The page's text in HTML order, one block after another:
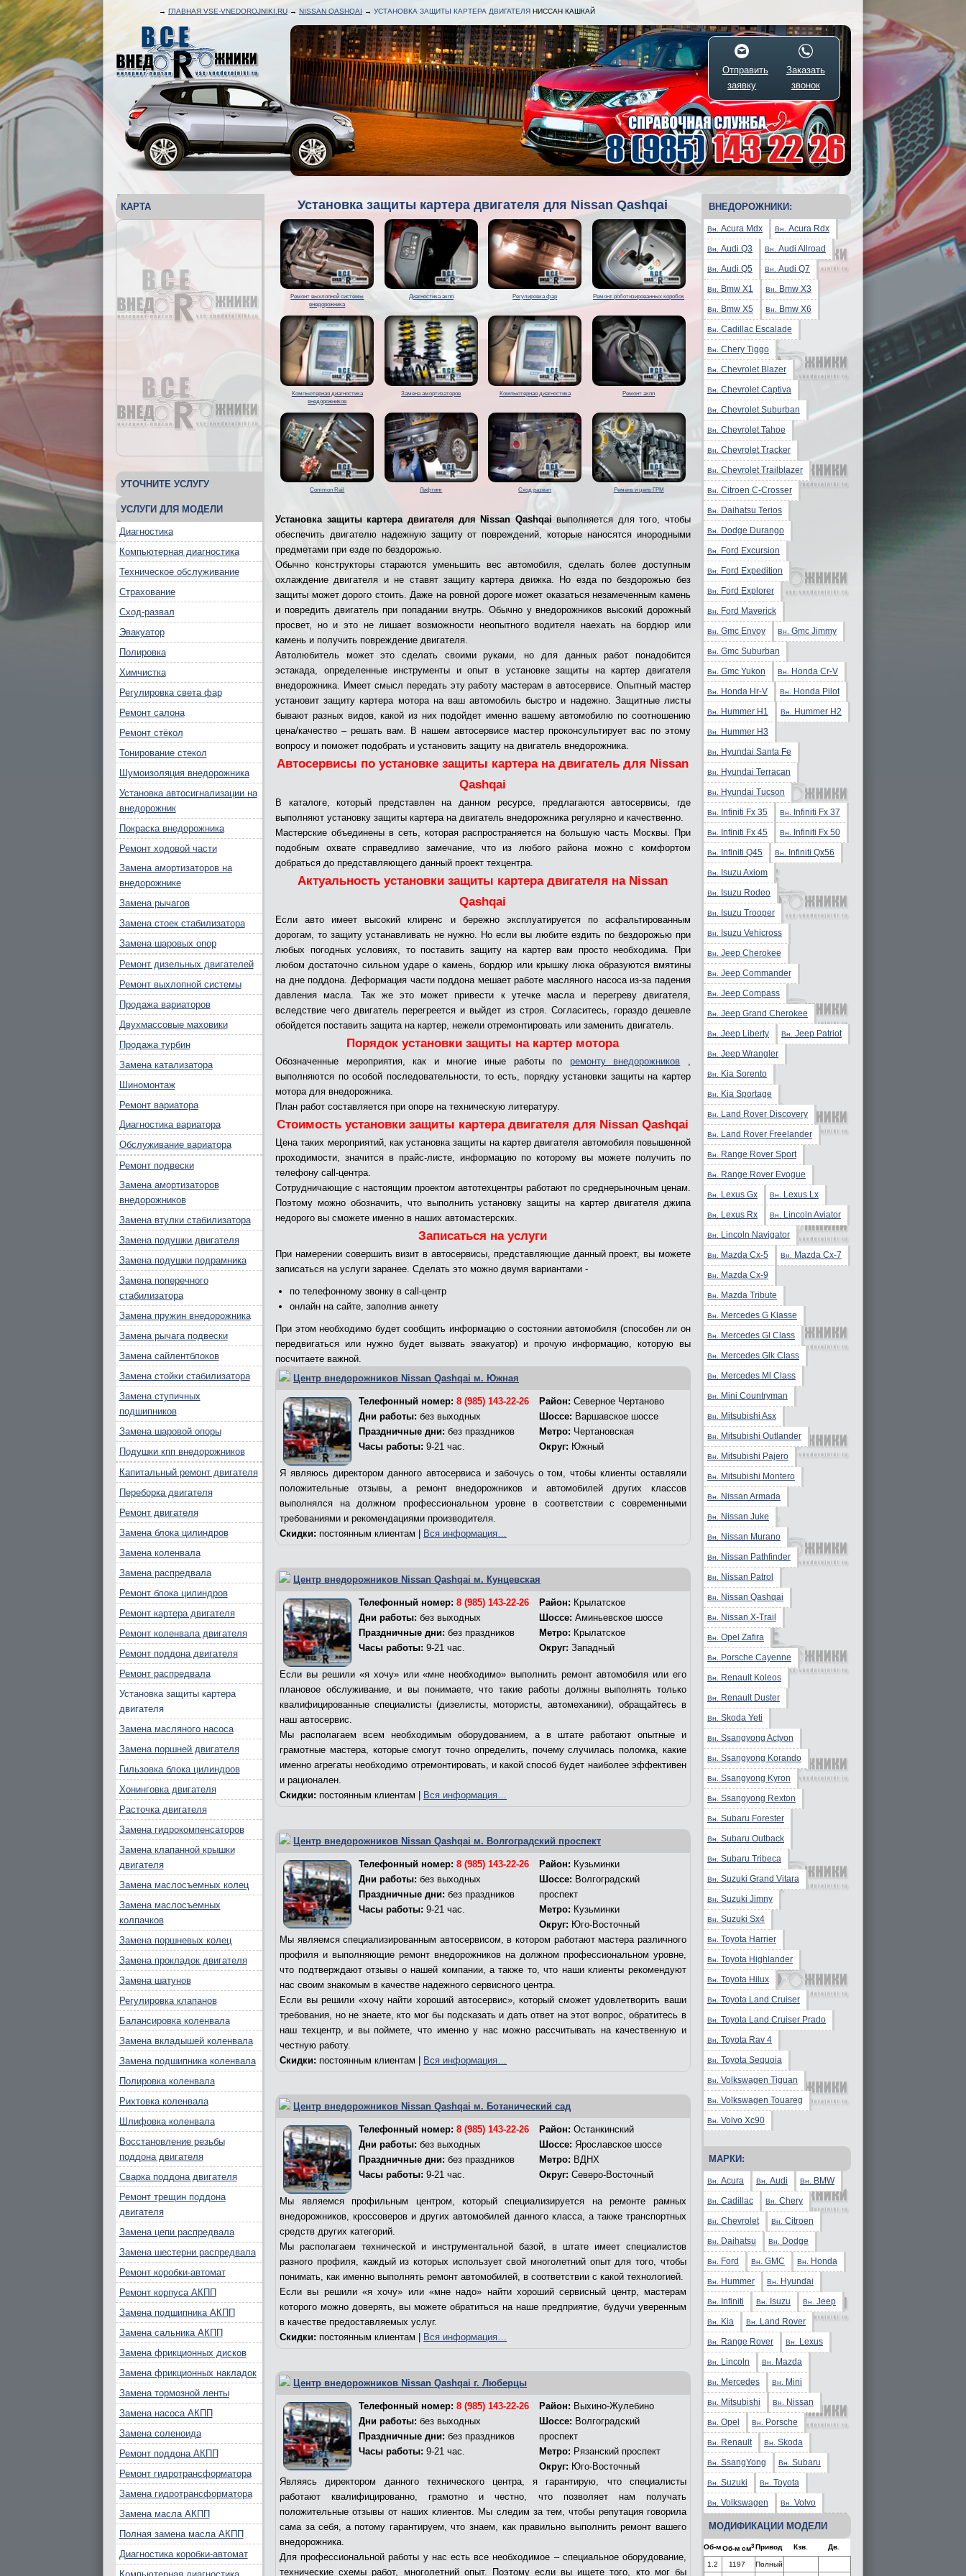
→ ГЛАВНАЯ VSE-VNEDOROJNIKI.RU → NISSAN QASHQAI → УСТАНОВКА ЗАЩИТЫ КАРТЕРА ДВИГАТЕЛЯ НИССАН КАШКАЙ
Отправить
заявку
Заказать
звонок
Установка защиты картера двигателя для Nissan Qashqai
Ремонт выхлопной системы
внедорожника
Диагностика акпп Регулировка фар Ремонт роботизированных коробок
Компьютерная диагностика
внедорожников
Замена амортизаторов Компьютерная диагностика Ремонт акпп
Common Rail Лифтинг Сход развал Ремень и цепь ГРМ
Установка защиты картера двигателя для Nissan Qashqai выполняется для того, чтобы
обеспечить двигателю надежную защиту от повреждений, которые наносятся инородными
предметами при езде по бездорожью.
Обычно конструкторы стараются уменьшить вес автомобиля, сделать более доступным
охлаждение двигателя и не ставят защиту картера движка. Но езда по бездорожью без
защиты может дорого стоить. Даже на ровной дороге может оказаться незамеченным камень
и повредить двигатель при попадании внутрь. Обычно у внедорожников высокий дорожный
просвет, но и это не лишает возможности неопытного водителя наехать на бордюр или
камень и получить повреждение двигателя.
Автолюбитель может это сделать своими руками, но для данных работ понадобится
эстакада, определенные инструменты и опыт в установке защиты на картер двигателя
внедорожника. Имеет смысл передать эту работу мастерам в автосервисе. Опытный мастер
установит защиту картера мотора на ваш автомобиль быстро и надежно. Защитные листы
бывают разных видов, какой из них подойдет именно вашему автомобилю по соотношению
цена/качество – решать вам. В нашем автосервисе мастер проконсультирует вас по этому
вопросу и поможет подобрать и установить защиту на двигатель внедорожника.
Автосервисы по установке защиты картера на двигатель для Nissan
Qashqai
В каталоге, который представлен на данном ресурсе, предлагаются автосервисы, где
выполняют установку защиты картера на двигатель внедорожника регулярно и качественно.
Мастерские объединены в сеть, которая распространяется на большую часть Москвы. При
подобным охвате справедливо замечание, что из любого района можно с комфортом
добраться до представляющего данный проект техцентра.
Актуальность установки защиты картера двигателя на Nissan
Qashqai
Если авто имеет высокий клиренс и бережно эксплуатируется по асфальтированным
дорогам, то защиту устанавливать не нужно. Но если вы любите ездить по бездорожью при
любых погодных условиях, то поставить защиту на картер вам просто необходима. При
любом достаточно сильном ударе о камень, бордюр или крышку люка образуются вмятины
на дне поддона. Деформация части поддона мешает работе масляного насоса из-за падения
давления масла. Так же это может привести к утечке масла и перегреву двигателя,
вследствие чего двигатель перегреется и выйдет из строя. Согласитесь, гораздо дешевле
обойдется поставить защита на картер, нежели отремонтировать или заменить двигатель.
Порядок установки защиты на картер мотора
Обозначенные мероприятия, как и многие иные работы по ремонту внедорожников ,
выполняются по особой последовательности, то есть, порядку установки защиты на картер
мотора для внедорожника.
План работ составляется при опоре на техническую литературу.
Стоимость установки защиты картера двигателя для Nissan Qashqai
Цена таких мероприятий, как установка защиты на картер двигателя автомобиля повышенной
проходимости, значится в прайс-листе, информацию по которому вы можете получить по
телефону call-центра.
Сотрудничающие с настоящим проектом автотехцентры работают по среднерыночным ценам.
Поэтому можно обозначить, что выполнить установку защиты на картер двигателя джипа
недорого вы сможете именно в наших автомастерских.
Записаться на услуги
При намерении совершить визит в автосервисы, представляющие данный проект, вы можете
записаться на услуги заранее. Сделать это можно двумя вариантами -
по телефонному звонку в call-центр
онлайн на сайте, заполнив анкету
При этом необходимо будет сообщить информацию о состоянии автомобиля (способен ли он
передвигаться или нужно будет вызвать эвакуатор) и прочую информацию, которую вы
посчитаете важной.
Центр внедорожников Nissan Qashqai м. Южная
Телефонный номер:8 (985) 143-22-26
Дни работы: без выходных
Праздничные дни: без праздников
Часы работы: 9-21 час.
Район: Северное Чертаново
Шоссе: Варшавское шоссе
Метро: Чертановская
Округ: Южный
Я являюсь директором данного автосервиса и забочусь о том, чтобы клиенты оставляли
положительные отзывы, а ремонт внедорожников и автомобилей других классов
выполнялся на должном профессиональном уровне в соответствии с современными
требованиями и рекомендациями производителя.
Скидки: постоянным клиентам | Вся информация…
Центр внедорожников Nissan Qashqai м. Кунцевская
Телефонный номер:8 (985) 143-22-26
Дни работы: без выходных
Праздничные дни: без праздников
Часы работы: 9-21 час.
Район: Крылатское
Шоссе: Аминьевское шоссе
Метро: Крылатское
Округ: Западный
Если вы решили «я хочу» или «мне необходимо» выполнить ремонт автомобиля или его
плановое обслуживание, и вы понимаете, что такие работы должны выполнять только
квалифицированные специалисты (дизелисты, мотористы, автомеханики), обращайтесь в
наш автосервис.
Мы располагаем всем необходимым оборудованием, а в штате работают опытные и
грамотные мастера, которые смогут точно определить, почему случилась поломка, какие
именно агрегаты необходимо отремонтировать, и какой способ будет наиболее эффективен
и рационален.
Скидки: постоянным клиентам | Вся информация…
Центр внедорожников Nissan Qashqai м. Волгоградский проспект
Телефонный номер:8 (985) 143-22-26
Дни работы: без выходных
Праздничные дни: без праздников
Часы работы: 9-21 час.
Район: Кузьминки
Шоссе: Волгоградский
проспект
Метро: Кузьминки
Округ: Юго-Восточный
Мы являемся специализированным автосервисом, в котором работают мастера различного
профиля и выполняющие ремонт внедорожников на должном профессиональном уровне,
что подтверждают отзывы о нашей компании, а также то, что наши клиенты рекомендуют
нас своим знакомым в качестве надежного сервисного центра.
Если вы решили «хочу найти хороший автосервис», который сможет удовлетворить ваши
требования, но не знаете, кто мог бы подсказать и дать ответ на этот вопрос, обратитесь в
наш техцентр, и вы поймете, что именно у нас можно рассчитывать на качественную и
честную работу.
Скидки: постоянным клиентам | Вся информация…
Центр внедорожников Nissan Qashqai м. Ботанический сад
Телефонный номер:8 (985) 143-22-26
Дни работы: без выходных
Праздничные дни: без праздников
Часы работы: 9-21 час.
Район: Останкинский
Шоссе: Ярославское шоссе
Метро: ВДНХ
Округ: Северо-Восточный
Мы являемся профильным центром, который специализируется на ремонте рамных
внедорожников, кроссоверов и других автомобилей данного класса, а также транспортных
средств других категорий.
Мы располагаем технической и инструментальной базой, в штате имеет специалистов
разного профиля, каждый из которых использует свой многолетний опыт для того, чтобы
понимать, как именно выполнять ремонт автомобилей, в соответствии с какой технологией.
Если вы решили «я хочу» или «мне надо» найти хороший сервисный центр, мастерам
которого можно доверять, вы можете обратиться на наше предприятие, будучи уверенным
в качестве предоставляемых услуг.
Скидки: постоянным клиентам | Вся информация…
Центр внедорожников Nissan Qashqai г. Люберцы
Телефонный номер:8 (985) 143-22-26
Дни работы: без выходных
Праздничные дни: без праздников
Часы работы: 9-21 час.
Район: Выхино-Жулебино
Шоссе: Волгоградский
проспект
Метро: Рязанский проспект
Округ: Юго-Восточный
Являясь директором данного технического центра, я гарантирую, что специалисты
работают квалифицированно, грамотно и честно, что позволяет нам получать
положительные отзывы от наших клиентов. Мы следим за тем, чтобы репутация говорила
сама за себя, а потому гарантируем, что знаем, как правильно выполнить ремонт вашего
внедорожника.
Для профессиональной работы у нас есть все необходимое – специальное оборудование,
технические схемы работ, многолетний опыт. Поэтому если вы ищете того, кто мог бы
КАРТА
УТОЧНИТЕ УСЛУГУ
УСЛУГИ ДЛЯ МОДЕЛИ
Диагностика
Компьютерная диагностика
Техническое обслуживание
Страхование
Сход-развал
Эвакуатор
Полировка
Химчистка
Регулировка света фар
Ремонт салона
Ремонт стёкол
Тонирование стекол
Шумоизоляция внедорожника
Установка автосигнализации на
внедорожник
Покраска внедорожника
Ремонт ходовой части
Замена амортизаторов на
внедорожнике
Замена рычагов
Замена стоек стабилизатора
Замена шаровых опор
Ремонт дизельных двигателей
Ремонт выхлопной системы
Продажа вариаторов
Двухмассовые маховики
Продажа турбин
Замена катализатора
Шиномонтаж
Ремонт вариатора
Диагностика вариатора
Обслуживание вариатора
Ремонт подвески
Замена амортизаторов
внедорожников
Замена втулки стабилизатора
Замена подушки двигателя
Замена подушки подрамника
Замена поперечного
стабилизатора
Замена пружин внедорожника
Замена рычага подвески
Замена сайлентблоков
Замена стойки стабилизатора
Замена ступичных
подшипников
Замена шаровой опоры
Подушки кпп внедорожников
Капитальный ремонт двигателя
Переборка двигателя
Ремонт двигателя
Замена блока цилиндров
Замена коленвала
Замена распредвала
Ремонт блока цилиндров
Ремонт картера двигателя
Ремонт коленвала двигателя
Ремонт поддона двигателя
Ремонт распредвала
Установка защиты картера
двигателя
Замена масляного насоса
Замена поршней двигателя
Гильзовка блока цилиндров
Хонинговка двигателя
Расточка двигателя
Замена гидрокомпенсаторов
Замена клапанной крышки
двигателя
Замена маслосъемных колец
Замена маслосъемных
колпачков
Замена поршневых колец
Замена прокладок двигателя
Замена шатунов
Регулировка клапанов
Балансировка коленвала
Замена вкладышей коленвала
Замена подшипника коленвала
Полировка коленвала
Рихтовка коленвала
Шлифовка коленвала
Восстановление резьбы
поддона двигателя
Сварка поддона двигателя
Ремонт трещин поддона
двигателя
Замена цепи распредвала
Замена шестерни распредвала
Ремонт коробки-автомат
Ремонт корпуса АКПП
Замена подшипника АКПП
Замена сальника АКПП
Замена фрикционных дисков
Замена фрикционных накладок
Замена тормозной ленты
Замена насоса АКПП
Замена соленоида
Ремонт поддона АКПП
Ремонт гидротрансформатора
Замена гидротрансформатора
Замена масла АКПП
Полная замена масла АКПП
Диагностика коробки-автомат
ВНЕДОРОЖНИКИ:
Вн. Acura Mdx Вн. Acura Rdx
Вн. Audi Q3 Вн. Audi Allroad
Вн. Audi Q5 Вн. Audi Q7
Вн. Bmw X1 Вн. Bmw X3
Вн. Bmw X5 Вн. Bmw X6
Вн. Cadillac Escalade
Вн. Chery Tiggo
Вн. Chevrolet Blazer
Вн. Chevrolet Captiva
Вн. Chevrolet Suburban
Вн. Chevrolet Tahoe
Вн. Chevrolet Tracker
Вн. Chevrolet Trailblazer
Вн. Citroen C-Crosser
Вн. Daihatsu Terios
Вн. Dodge Durango
Вн. Ford Excursion
Вн. Ford Expedition
Вн. Ford Explorer
Вн. Ford Maverick
Вн. Gmc Envoy Вн. Gmc Jimmy
Вн. Gmc Suburban
Вн. Gmc Yukon Вн. Honda Cr-V
Вн. Honda Hr-V Вн. Honda Pilot
Вн. Hummer H1 Вн. Hummer H2
Вн. Hummer H3
Вн. Hyundai Santa Fe
Вн. Hyundai Terracan
Вн. Hyundai Tucson
Вн. Infiniti Fx 35 Вн. Infiniti Fx 37
Вн. Infiniti Fx 45 Вн. Infiniti Fx 50
Вн. Infiniti Q45 Вн. Infiniti Qx56
Вн. Isuzu Axiom
Вн. Isuzu Rodeo
Вн. Isuzu Trooper
Вн. Isuzu Vehicross
Вн. Jeep Cherokee
Вн. Jeep Commander
Вн. Jeep Compass
Вн. Jeep Grand Cherokee
Вн. Jeep Liberty Вн. Jeep Patriot
Вн. Jeep Wrangler
Вн. Kia Sorento
Вн. Kia Sportage
Вн. Land Rover Discovery
Вн. Land Rover Freelander
Вн. Range Rover Sport
Вн. Range Rover Evogue
Вн. Lexus Gx Вн. Lexus Lx
Вн. Lexus Rx Вн. Lincoln Aviator
Вн. Lincoln Navigator
Вн. Mazda Cx-5 Вн. Mazda Cx-7
Вн. Mazda Cx-9
Вн. Mazda Tribute
Вн. Mercedes G Klasse
Вн. Mercedes Gl Class
Вн. Mercedes Glk Class
Вн. Mercedes Ml Class
Вн. Mini Countryman
Вн. Mitsubishi Asx
Вн. Mitsubishi Outlander
Вн. Mitsubishi Pajero
Вн. Mitsubishi Montero
Вн. Nissan Armada
Вн. Nissan Juke
Вн. Nissan Murano
Вн. Nissan Pathfinder
Вн. Nissan Patrol
Вн. Nissan Qashqai
Вн. Nissan X-Trail
Вн. Opel Zafira
Вн. Porsche Cayenne
Вн. Renault Koleos
Вн. Renault Duster
Вн. Skoda Yeti
Вн. Ssangyong Actyon
Вн. Ssangyong Korando
Вн. Ssangyong Kyron
Вн. Ssangyong Rexton
Вн. Subaru Forester
Вн. Subaru Outback
Вн. Subaru Tribeca
Вн. Suzuki Grand Vitara
Вн. Suzuki Jimny
Вн. Suzuki Sx4
Вн. Toyota Harrier
Вн. Toyota Highlander
Вн. Toyota Hilux
Вн. Toyota Land Cruiser
Вн. Toyota Land Cruiser Prado
Вн. Toyota Rav 4
Вн. Toyota Sequoia
Вн. Volkswagen Tiguan
Вн. Volkswagen Touareg
Вн. Volvo Xc90
МАРКИ:
Вн. Acura Вн. Audi Вн. BMW
Вн. Cadillac Вн. Chery
Вн. Chevrolet Вн. Citroen
Вн. Daihatsu Вн. Dodge
Вн. Ford Вн. GMC Вн. Honda
Вн. Hummer Вн. Hyundai
Вн. Infiniti Вн. Isuzu Вн. Jeep
Вн. Kia Вн. Land Rover
Вн. Range Rover Вн. Lexus
Вн. Lincoln Вн. Mazda
Вн. Mercedes Вн. Mini
Вн. Mitsubishi Вн. Nissan
Вн. Opel Вн. Porsche
Вн. Renault Вн. Skoda
Вн. SsangYong Вн. Subaru
Вн. Suzuki Вн. Toyota
Вн. Volkswagen Вн. Volvo
МОДИФИКАЦИИ МОДЕЛИ
Об-мОб-м см3 Привод Кзв. Дв.
1.2 1197 Полный